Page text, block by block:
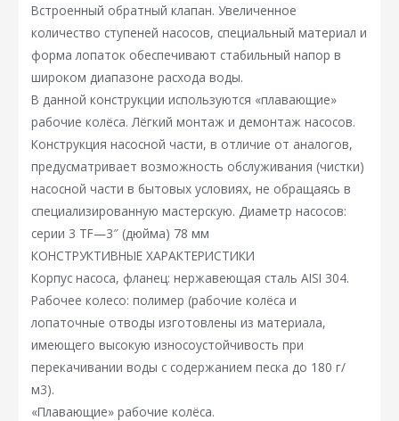
Встроенный обратный клапан. Увеличенное
количество ступеней насосов, специальный материал и
форма лопаток обеспечивают стабильный напор в
широком диапазоне расхода воды.
В данной конструкции используются «плавающие»
рабочие колёса. Лёгкий монтаж и демонтаж насосов.
Конструкция насосной части, в отличие от аналогов,
предусматривает возможность обслуживания (чистки)
насосной части в бытовых условиях, не обращаясь в
специализированную мастерскую. Диаметр насосов:
серии 3 TF—3″ (дюйма) 78 мм
КОНСТРУКТИВНЫЕ ХАРАКТЕРИСТИКИ
Корпус насоса, фланец: нержавеющая сталь AISI 304.
Рабочее колесо: полимер (рабочие колёса и
лопаточные отводы изготовлены из материала,
имеющего высокую износоустойчивость при
перекачивании воды с содержанием песка до 180 г/
м3).
«Плавающие» рабочие колёса.